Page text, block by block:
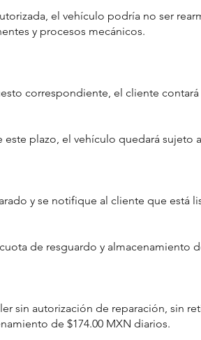
el vehículo podría no ser
y procesos mecánicos.
correspondiente, el cliente contará
plazo, el vehículo quedará sujeto
y se notifique al cliente que está
de resguardo y almacenamiento
sin autorización de reparación, sin
de $174.00 MXN diarios.